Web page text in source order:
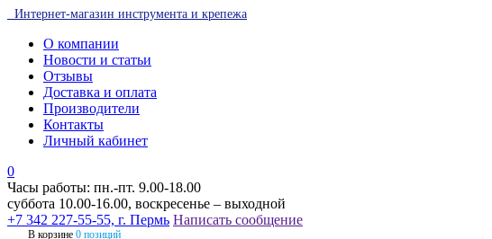
Интернет-магазин инструмента и крепежа
О компании
Новости и статьи
Отзывы
Доставка и оплата
Производители
Контакты
Личный кабинет
0
Часы работы: пн.-пт. 9.00-18.00
суббота 10.00-16.00, воскресенье – выходной
+7 342 227-55-55, г. Пермь Написать сообщение
В корзине 0 позиций